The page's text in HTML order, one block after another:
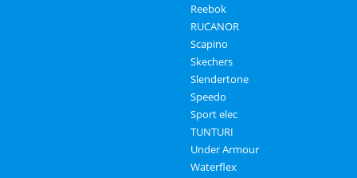
Reebok
RUCANOR
Scapino
Skechers
Slendertone
Speedo
Sport elec
TUNTURI
Under Armour
Waterflex